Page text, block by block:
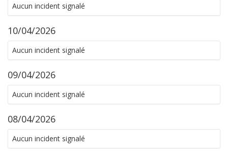
Aucun incident signalé
10/04/2026
Aucun incident signalé
09/04/2026
Aucun incident signalé
08/04/2026
Aucun incident signalé